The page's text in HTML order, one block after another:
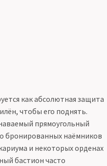
как абсолютная защита
чтобы его поднять.
прямоугольный
бронированных наёмников
и некоторых орденах
бастион часто